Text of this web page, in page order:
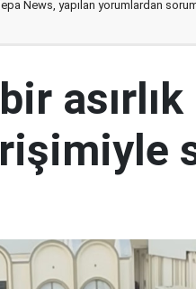
News, yapılan yorumlardan
asırlık